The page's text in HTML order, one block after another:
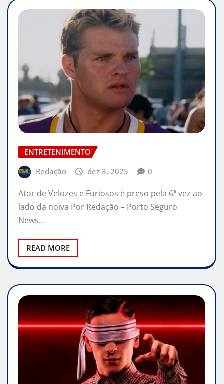
ENTRETENIMENTO
Redação
dez 3, 2025 0
Ator de Velozes e Furiosos é preso pela 6ª vez ao
lado da noiva Por Redação – Porto Seguro
News…
READ MORE